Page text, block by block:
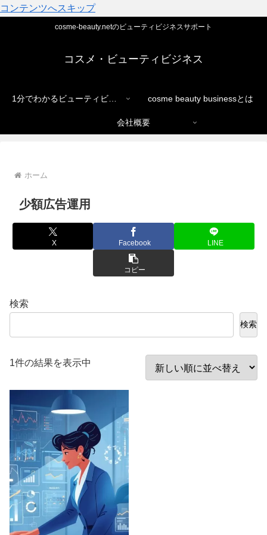
コンテンツへスキップ
cosme-beauty.netのビューティビジネスサポート
コスメ・ビューティビジネス
1分でわかるビューティビジネス cosme beauty businessとは
会社概要
ホーム
少額広告運用
X Facebook LINE
コピー
検索
検索
1件の結果を表示中